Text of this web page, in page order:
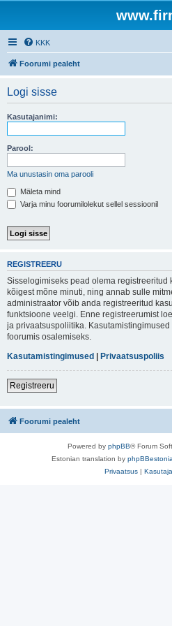
KKK
Foorumi pealeht
Logi sisse
Kasutajanimi:
Parool:
Ma unustasin oma parooli
Mäleta mind
Varja minu foorumilolekut sellel sessioonil
REGISTREERU
Sisselogimiseks pead olema registreeritud
kõigest mõne minuti, ning annab sulle
administraator võib anda registreeritud
funktsioone veelgi. Enne registreerumist
ja privaatsuspoliitika.
foorumis osalemiseks.
Kasutamistingimused | Privaatsuspoliis
Registreeru
Foorumi pealeht
Powered by phpBB® Forum
Estonian translation by
Privaatsus |